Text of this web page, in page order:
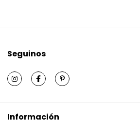
Seguinos
Información